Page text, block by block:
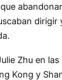
dirigir
Zhu en las
Kong y